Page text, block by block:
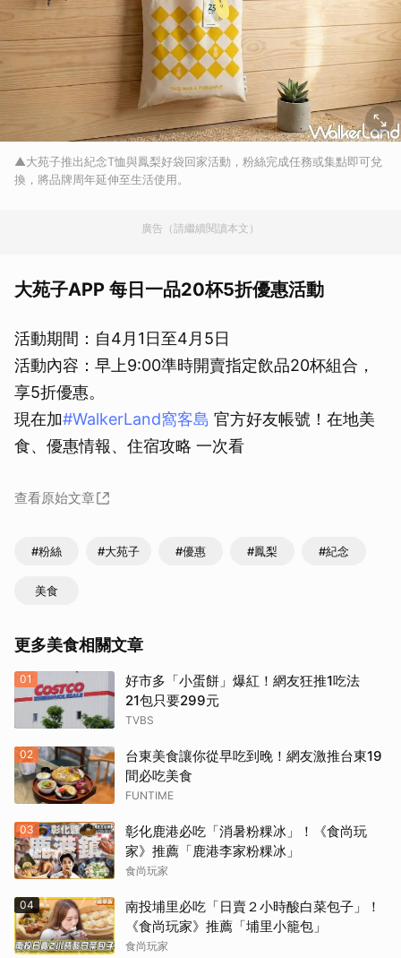
▲大苑子推出紀念T恤與鳳梨好袋回家活動，粉絲完成任務或集點即可兌
換，將品牌周年延伸至生活使用。
廣告（請繼續閱讀本文）
大苑子APP 每日一品20杯5折優惠活動
活動期間：自4月1日至4月5日
活動內容：早上9:00準時開賣指定飲品20杯組合，
享5折優惠。
現在加#WalkerLand窩客島 官⽅好友帳號！在地美
食、優惠情報、住宿攻略 一次看
查看原始文章
#粉絲 #大苑子 #優惠 #鳳梨 #紀念
美食
更多美食相關文章
01
好市多「小蛋餅」爆紅！網友狂推1吃法
21包只要299元
TVBS
02
台東美食讓你從早吃到晚！網友激推台東19
間必吃美食
FUNTIME
03
彰化鹿港必吃「消暑粉粿冰」！《食尚玩
家》推薦「鹿港李家粉粿冰」
食尚玩家
04
南投埔里必吃「日賣２小時酸白菜包子」！
《食尚玩家》推薦「埔里小籠包」
食尚玩家